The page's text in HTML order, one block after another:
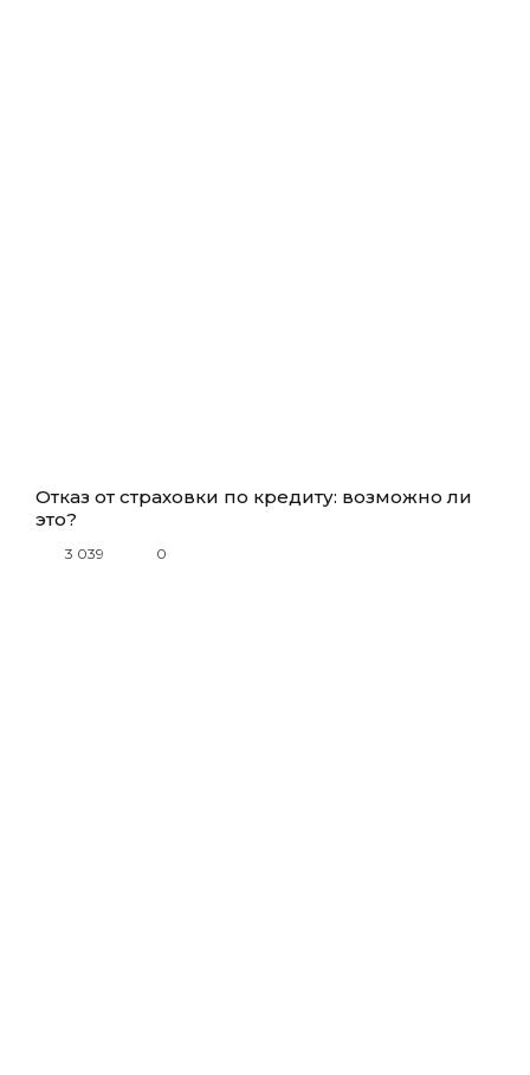
Отказ от страховки по кредиту: возможно ли
это?
3 039 0